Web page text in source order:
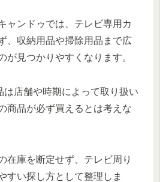
ャンドゥでは、テレビ専用カ
、収納用品や掃除用品まで広
が見つかりやすくなります。
は店舗や時期によって取り扱い
商品が必ず買えるとは考えな
在庫を断定せず、テレビ周り
すい探し方として整理しま